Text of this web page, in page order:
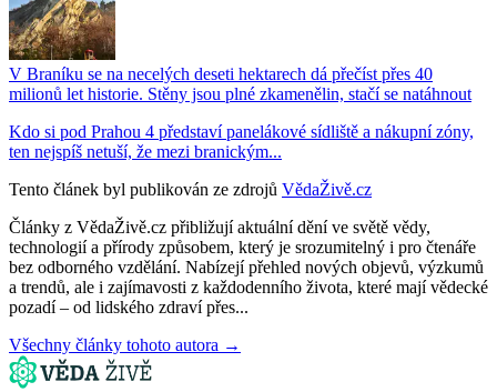
V Braníku se na necelých deseti hektarech dá přečíst přes 40
milionů let historie. Stěny jsou plné zkamenělin, stačí se natáhnout
Kdo si pod Prahou 4 představí panelákové sídliště a nákupní zóny,
ten nejspíš netuší, že mezi branickým...
Tento článek byl publikován ze zdrojů VědaŽivě.cz
Články z VědaŽivě.cz přibližují aktuální dění ve světě vědy,
technologií a přírody způsobem, který je srozumitelný i pro čtenáře
bez odborného vzdělání. Nabízejí přehled nových objevů, výzkumů
a trendů, ale i zajímavosti z každodenního života, které mají vědecké
pozadí – od lidského zdraví přes...
Všechny články tohoto autora →